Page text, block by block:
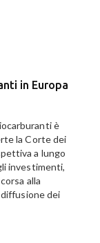
in Europa
è
la Corte dei
a lungo
investimenti,
alla
dei